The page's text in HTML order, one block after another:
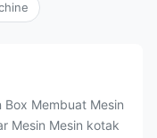
Membuat Mesin
Mesin Mesin kotak